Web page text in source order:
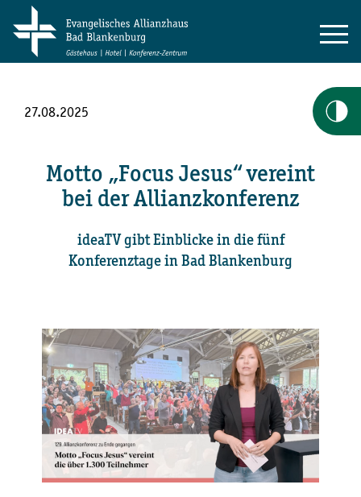
27.08.2025
Motto „Focus Jesus“ vereint
bei der Allianzkonferenz
ideaTV gibt Einblicke in die fünf
Konferenztage in Bad Blankenburg